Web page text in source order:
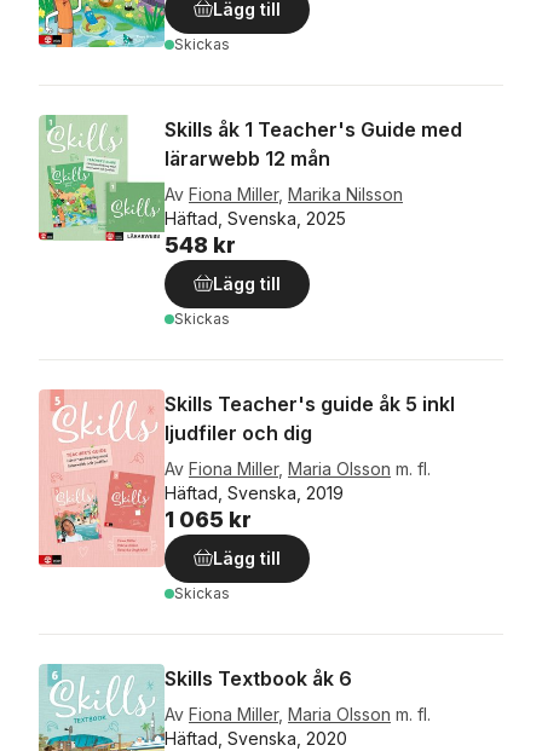
Lägg till
Skickas
Skills åk 1 Teacher's Guide med
lärarwebb 12 mån
Av Fiona Miller, Marika Nilsson
Häftad, Svenska, 2025
548 kr
Lägg till
Skickas
Skills Teacher's guide åk 5 inkl
ljudfiler och dig
Av Fiona Miller, Maria Olsson m. fl.
Häftad, Svenska, 2019
1 065 kr
Lägg till
Skickas
Skills Textbook åk 6
Av Fiona Miller, Maria Olsson m. fl.
Häftad, Svenska, 2020